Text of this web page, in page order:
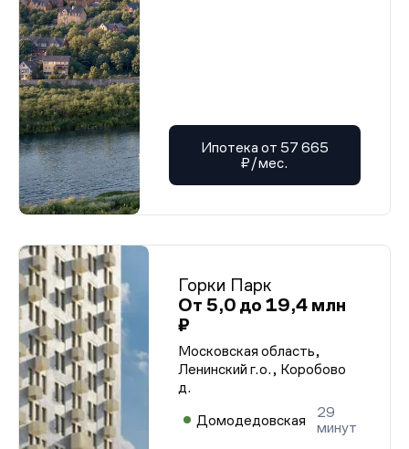
Ипотека от 57 665
₽/мес.
Горки Парк
От 5,0 до 19,4 млн
₽
Московская область,
Ленинский г.о., Коробово
д.
Домодедовская
29
минут